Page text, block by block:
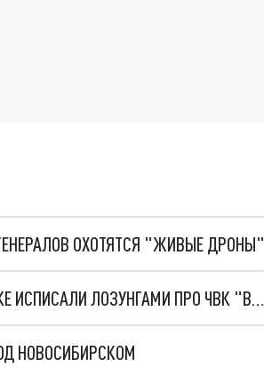
ОХОТЯТСЯ "ЖИВЫЕ ДРОНЫ"
СТЕНЫ ДОМОВ В МИКРОРАЙОНЕ ОБЬГЭС В НОВОСИБИРСКЕ ИСПИСАЛИ ЛОЗУНГАМИ ПРО ЧВК "ВАГНЕР"
НОВОСИБИРСКОМ